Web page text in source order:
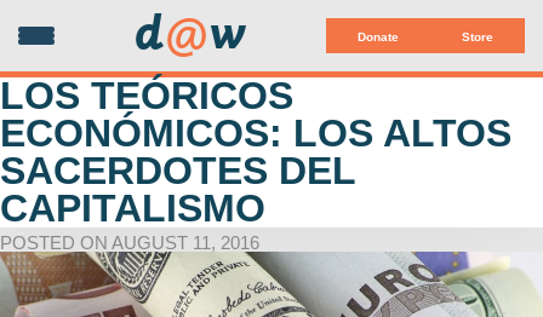
Donate Store
d@w
LOS TEÓRICOS
ECONÓMICOS: LOS ALTOS
SACERDOTES DEL
CAPITALISMO
POSTED ON AUGUST 11, 2016